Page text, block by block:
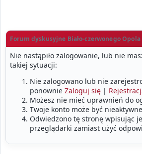
Forum dyskusyjne Biało-czerwonego Opola
Nie nastąpiło zalogowanie, lub nie
takiej sytuacji:
Nie zalogowano lub nie
ponownie Zaloguj się |
Możesz nie mieć uprawnień do
Twoje konto może być
Odwiedzono tę stronę wpisując
przeglądarki zamiast użyć